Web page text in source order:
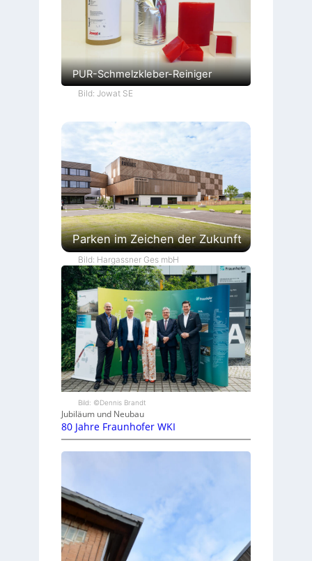
PUR-Schmelzkleber-Reiniger
Bild: Jowat SE
Parken im Zeichen der Zukunft
Bild: Hargassner Ges mbH
Bild: ©Dennis Brandt
Jubiläum und Neubau
80 Jahre Fraunhofer WKI